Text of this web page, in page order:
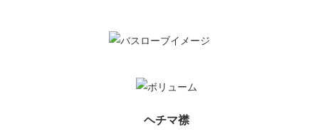
ヘチマ襟